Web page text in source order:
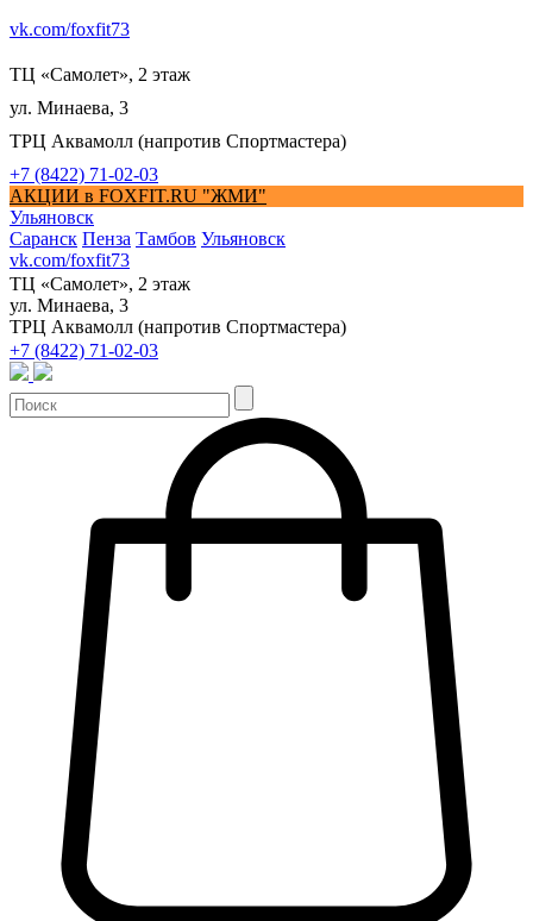
vk.com/foxfit73
ТЦ «Самолет», 2 этаж
ул. Минаева, 3
ТРЦ Аквамолл (напротив Спортмастера)
+7 (8422) 71-02-03
АКЦИИ в FOXFIT.RU "ЖМИ"
Ульяновск
Саранск Пенза Тамбов Ульяновск
vk.com/foxfit73
ТЦ «Самолет», 2 этаж
ул. Минаева, 3
ТРЦ Аквамолл (напротив Спортмастера)
+7 (8422) 71-02-03